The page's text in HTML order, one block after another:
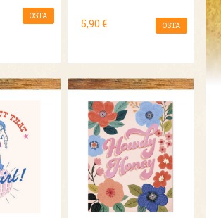
OSTA
5,90 € OSTA